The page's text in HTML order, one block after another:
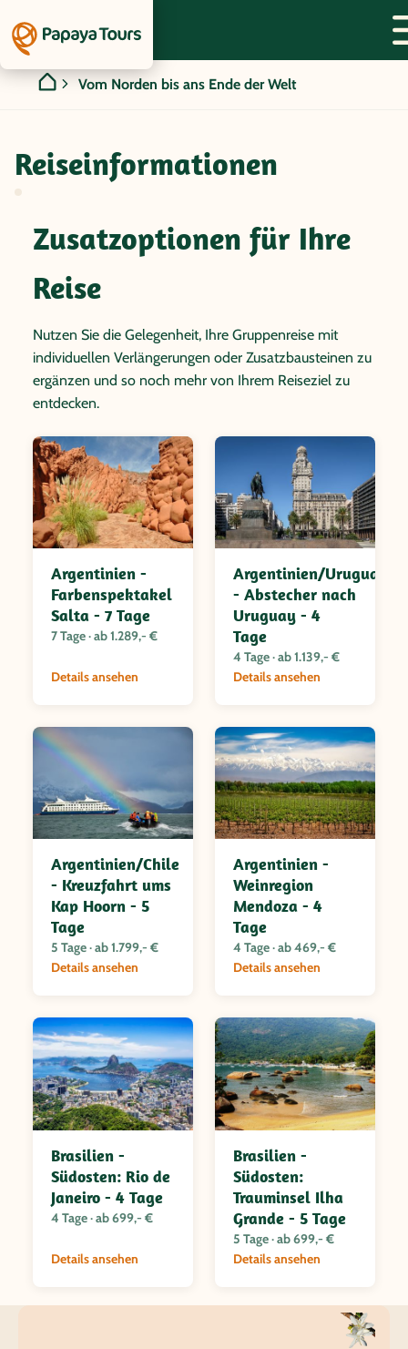
Vom Norden bis ans Ende der Welt
Reiseinformationen
Zusatzoptionen für Ihre
Reise
Nutzen Sie die Gelegenheit, Ihre Gruppenreise mit
individuellen Verlängerungen oder Zusatzbausteinen zu
ergänzen und so noch mehr von Ihrem Reiseziel zu
entdecken.
Argentinien -
Farbenspektakel
Salta - 7 Tage
7 Tage · ab 1.289,- €
Details ansehen
Argentinien/Uruguay
- Abstecher nach
Uruguay - 4
Tage
4 Tage · ab 1.139,- €
Details ansehen
Argentinien/Chile
- Kreuzfahrt ums
Kap Hoorn - 5
Tage
5 Tage · ab 1.799,- €
Details ansehen
Argentinien -
Weinregion
Mendoza - 4
Tage
4 Tage · ab 469,- €
Details ansehen
Brasilien -
Südosten: Rio de
Janeiro - 4 Tage
4 Tage · ab 699,- €
Details ansehen
Brasilien -
Südosten:
Trauminsel Ilha
Grande - 5 Tage
5 Tage · ab 699,- €
Details ansehen